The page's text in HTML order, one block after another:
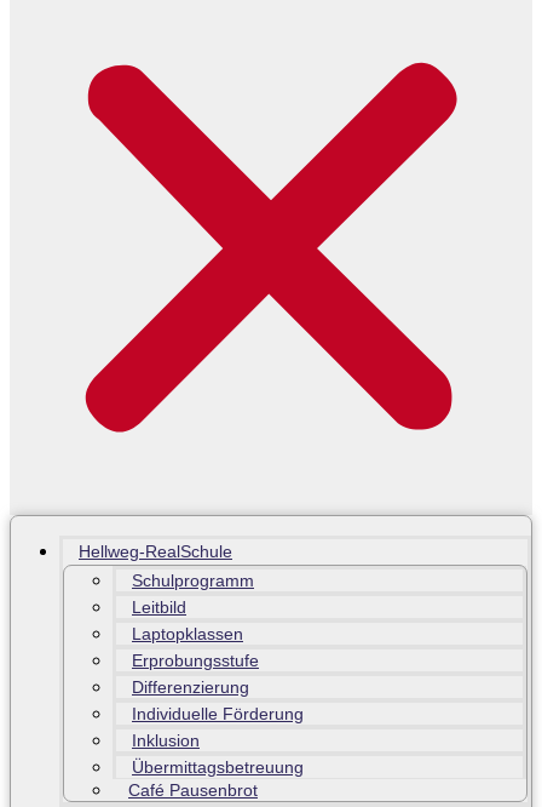
Hellweg-RealSchule
Schulprogramm
Leitbild
Laptopklassen
Erprobungsstufe
Differenzierung
Individuelle Förderung
Inklusion
Übermittagsbetreuung
Café Pausenbrot